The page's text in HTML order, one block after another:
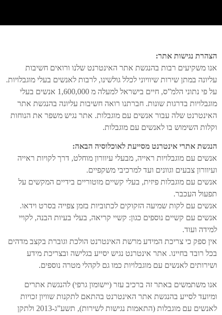
הצהרת נגישות אתר:
אנו משקיעים רבות בהנגשת אתר האינטרנט שלנו ורואים חשיבות
עליונה במתן שירות שיוויוני לכלל גולשינו, לרבות לאנשים בעלי מוגבלויות.
על פי נתוני הלמ”ס, חיים בישראל למעלה מ 1,600,000 אנשים בעלי
מוגבלויות בדרגות שונות. חברתנו רואה חשיבות עליונה בהנגשת אתר
האינטרנט שלה עבור אנשים עם מוגבלות. אתר נגיש משפר את הנוחות
וקלות השימוש בו לאנשים עם מוגבלות.
הנגשת אתרי אינטרנט מסייעת לאוכלוסיה הבאה:
אנשים עם מוגבלויות ראייה, מבעלי עיוורון מוחלט, דרך לקויות ראייה
ועיוורון צבעים וגוונים ועד למרכיבי משקפיים.
אנשים עם מוגבלות פיזית, בעלי קשיים מוטוריים בידיים המקשים על
תפעול העכבר.
אנשים עם לקות שמיעה הזקוקים לכתוביות בזמן צפייה בסרט וידאו.
אנשים עם קשיים נוספים כגון: קשיי קריאה, בעלי בעיות הבנה, לקויי
למידה ועוד.
אין ספק כי צריכת המידע מרשת האינטרנט הולכת וגוברת בקצב מדהים
בכל רובד בחיינו. אתר אינטרנט נגיש יסייע בגלישה ובצריכת מידע
ושירותים לאנשים עם מוגבלויות כמו גם לקהלי מטרה נוספים.
אנו משתמשים באתר זה ברכיב עזר (יישומון גרפי) להנגשת אתרים
ומיועד לסייע בהנגשת אתר האינטרנט בהתאם לתקנות שוויון זכויות
לאנשים עם מוגבלות (התאמות נגישות לשירות), תשע”ג-2013 ולתקן